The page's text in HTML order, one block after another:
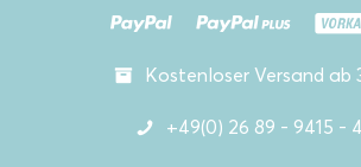
Kostenloser Versand ab
+49(0) 26 89 - 9415 -